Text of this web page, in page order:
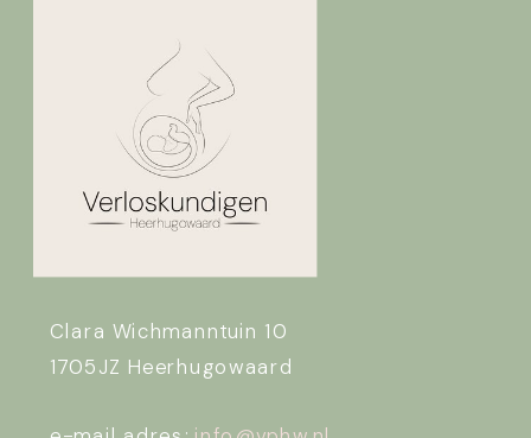
Clara Wichmanntuin 10
1705JZ Heerhugowaard